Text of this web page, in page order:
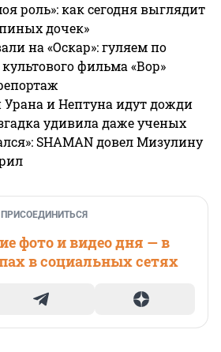
роль»: как сегодня выглядит
дочек»
на «Оскар»: гуляем по
фильма «Вор»
и Нептуна идут дожди
удивила даже ученых
SHAMAN довел Мизулину
ПРИСОЕДИНИТЬСЯ
фото и видео дня — в
в социальных сетях